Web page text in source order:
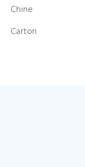
Chine
Carton